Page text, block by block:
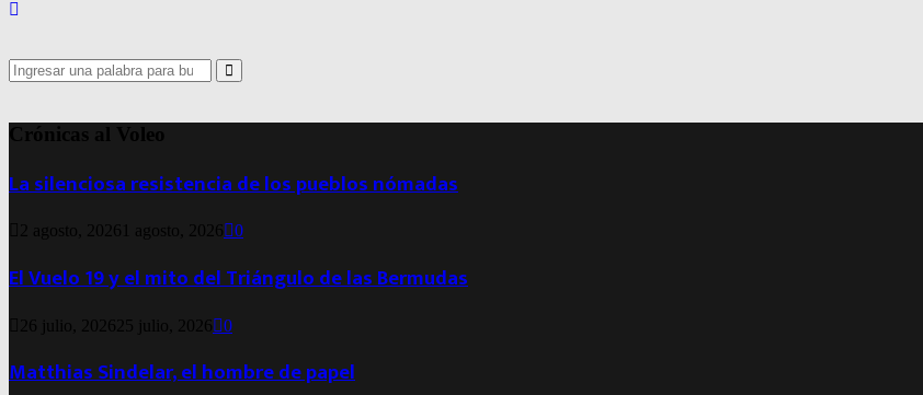
Search
for:
Search
Crónicas al Voleo
La silenciosa resistencia de los pueblos nómadas
2 agosto, 2026 1 agosto, 2026 0
El Vuelo 19 y el mito del Triángulo de las Bermudas
26 julio, 2026 25 julio, 2026 0
Matthias Sindelar, el hombre de papel